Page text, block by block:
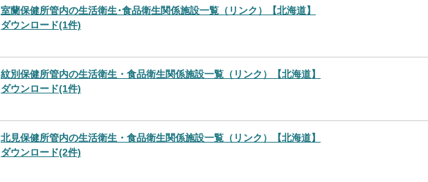
室蘭保健所管内の生活衛生･食品衛生関係施設一覧（リンク）【北海道】
ダウンロード(1件)
紋別保健所管内の生活衛生・食品衛生関係施設一覧（リンク）【北海道】
ダウンロード(1件)
北見保健所管内の生活衛生・食品衛生関係施設一覧（リンク）【北海道】
ダウンロード(2件)